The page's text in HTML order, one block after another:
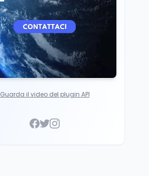
Guarda il video del plugin API